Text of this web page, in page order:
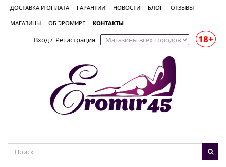
ДОСТАВКА И ОПЛАТА ГАРАНТИИ НОВОСТИ БЛОГ ОТЗЫВЫ
МАГАЗИНЫ ОБ ЭРОМИРЕ КОНТАКТЫ
Вход/ Регистрация 18+